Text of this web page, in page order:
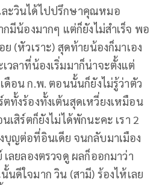
ะวินได้ไปปรึกษาคุณหมอ
กมีน้องมากๆ แต่ก็ยังไม่สำเร็จ พอ
ย (หัวเราะ) สุดท้ายน้องก็มาเอง
วลาที่น้องเริ่มมาก็น่าจะตั้งแต่
ดือน ก.พ. ตอนนั้นก็ยังไม่รู้ว่าตัว
ตทั้งร้องทั้งเต้นสุดเหวี่ยงเหมือน
เสิร์ตก็ยังไม่ได้พักนะคะ เรา 2
บุญต่อที่อินเดีย จนกลับมาเมือง
ลยลองตรวจดู ผลก็ออกมาว่า
นดีใจมาก วิน (สามี) ร้องไห้เลย